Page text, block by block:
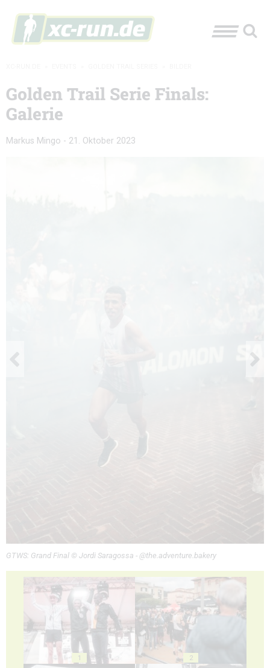
Golden Trail Serie Finals:
Galerie
Markus Mingo - 21. Oktober 2023
GTWS: Grand Final © Jordi Saragossa - @the.adventure.bakery
1 2